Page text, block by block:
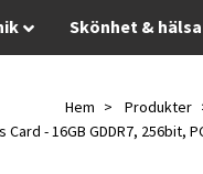
Skönhet & hälsa
Hem Produkter
Card - 16GB GDDR7,